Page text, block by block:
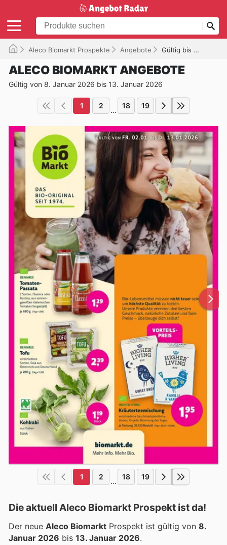
Aleco Biomarkt Prospekte Angebote Gültig bis 13.01.2026
ALECO BIOMARKT ANGEBOTE
Gültig von 8. Januar 2026 bis 13. Januar 2026
1 2 ... 18 19
1 2 ... 18 19
Die aktuell Aleco Biomarkt Prospekt ist da!
Der neue Aleco Biomarkt Prospekt ist gültig von 8.
Januar 2026 bis 13. Januar 2026.